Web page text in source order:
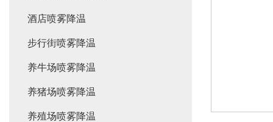
酒店喷雾降温
步行街喷雾降温
养牛场喷雾降温
养猪场喷雾降温
养殖场喷雾降温